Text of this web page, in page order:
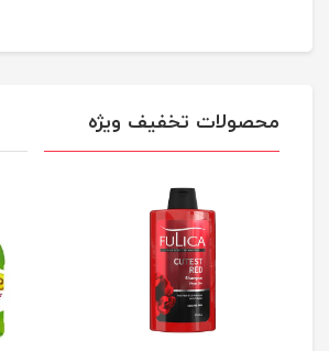
محصولات تخفیف ویژه